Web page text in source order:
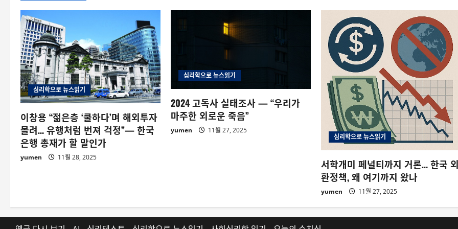
심리학으로 뉴스읽기
이창용 “젊은층 ‘쿨하다’며 해외투자
몰려… 유행처럼 번져 걱정”— 한국
은행 총재가 할 말인가
yumen 11월 28, 2025
심리학으로 뉴스읽기
2024 고독사 실태조사 — “우리가
마주한 외로운 죽음”
yumen 11월 27, 2025
심리학으로 뉴스읽기
서학개미 페널티까지 거론… 한국
환정책, 왜 여기까지 왔나
yumen 11월 27, 2025